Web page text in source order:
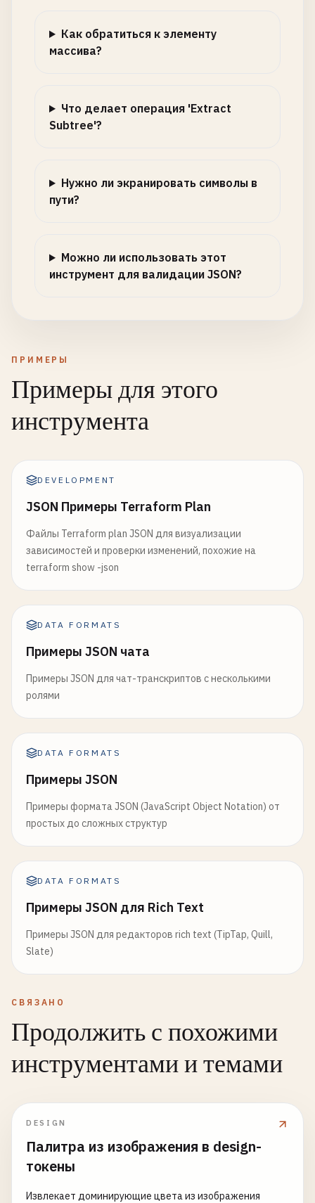
Как обратиться к элементу
массива?
Что делает операция 'Extract
Subtree'?
Нужно ли экранировать символы в
пути?
Можно ли использовать этот
инструмент для валидации JSON?
ПРИМЕРЫ
Примеры для этого
инструмента
DEVELOPMENT
JSON Примеры Terraform Plan
Файлы Terraform plan JSON для визуализации
зависимостей и проверки изменений, похожие на
terraform show -json
DATA FORMATS
Примеры JSON чата
Примеры JSON для чат-транскриптов с несколькими
ролями
DATA FORMATS
Примеры JSON
Примеры формата JSON (JavaScript Object Notation) от
простых до сложных структур
DATA FORMATS
Примеры JSON для Rich Text
Примеры JSON для редакторов rich text (TipTap, Quill,
Slate)
СВЯЗАНО
Продолжить с похожими
инструментами и темами
DESIGN
Палитра из изображения в design-
токены
Извлекает доминирующие цвета из изображения